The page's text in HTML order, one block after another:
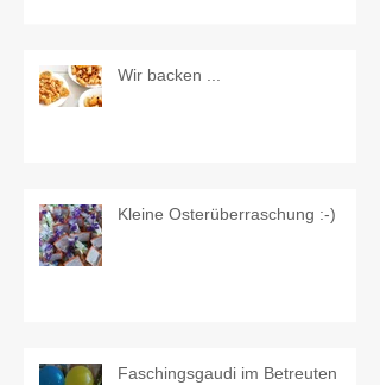
Wir backen ...
Kleine Osterüberraschung :-)
Faschingsgaudi im Betreuten